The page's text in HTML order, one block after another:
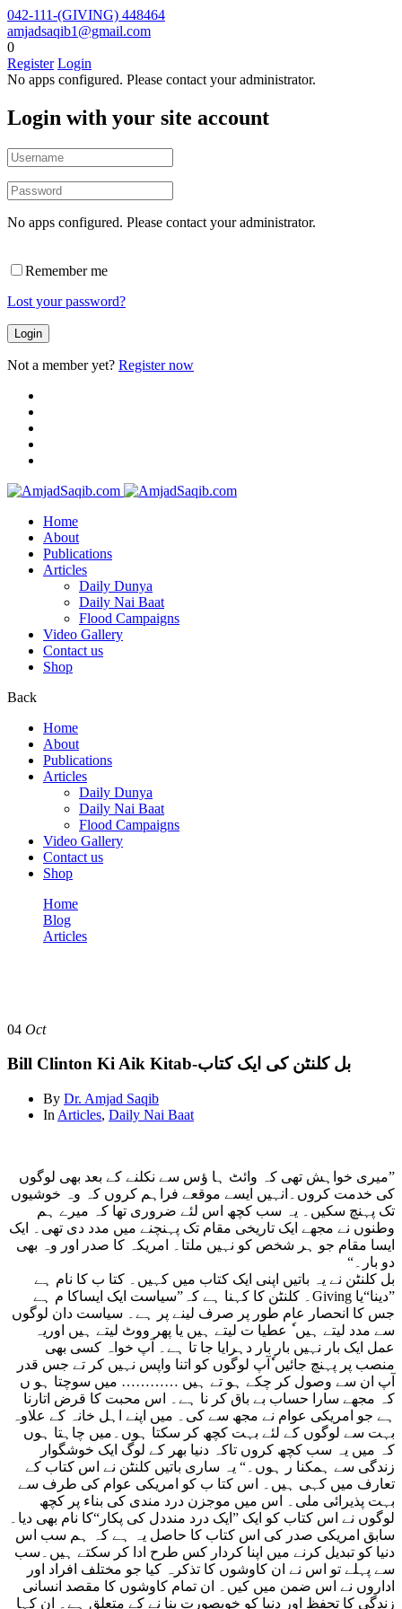
042-111-(GIVING) 448464
amjadsaqib1@gmail.com
0
Register Login
No apps configured. Please contact your administrator.
Login with your site account
No apps configured. Please contact your administrator.
Remember me
Lost your password?
Not a member yet? Register now
Home
About
Publications
Articles
Daily Dunya
Daily Nai Baat
Flood Campaigns
Video Gallery
Contact us
Shop
Back
Home
About
Publications
Articles
Daily Dunya
Daily Nai Baat
Flood Campaigns
Video Gallery
Contact us
Shop
Home
Blog
Articles
04 Oct
Bill Clinton Ki Aik Kitab-بل کلنٹن کی ایک کتاب
By Dr. Amjad Saqib
In Articles, Daily Nai Baat
”میری خواہش تھی کہ وائٹ ہا ؤس سے نکلنے کے بعد بھی لوگوں
کی خدمت کروں۔انہیں ایسے موقعے فراہم کروں کہ وہ خوشیوں
تک پہنچ سکیں۔ یہ سب کچھ اس لئے ضروری تھا کہ میرے ہم
وطنوں نے مجھے ایک تاریخی مقام تک پہنچنے میں مدد دی تھی۔ ایک
ایسا مقام جو ہر شخص کو نہیں ملتا۔ امریکہ کا صدر اور وہ بھی
دو بار۔“
بل کلنٹن نے یہ باتیں اپنی ایک کتاب میں کہیں۔ کتا ب کا نام ہے
”دینا“یا Giving۔ کلنٹن کا کہنا ہے کہ”سیاست ایک ایساکا م ہے
جس کا انحصار عام طور پر صرف لینے پر ہے۔ سیاست دان لوگوں
سے مدد لیتے ہیں ٗ عطیا ت لیتے ہیں یا پھر ووٹ لیتے ہیں اوریہ
عمل ایک بار نہیں بار بار دہرایا جا تا ہے۔ آپ خواہ کسی بھی
منصب پر پہنچ جائیں ٗآپ لوگوں کو اتنا واپس نہیں کر تے جس قدر
آپ ان سے وصول کر چکے ہو تے ہیں ………… میں سوچتا ہو ں
کہ مجھے سارا حساب بے باق کر نا ہے۔ اس محبت کا قرض اتارنا
ہے جو امریکی عوام نے مجھ سے کی۔ میں اپنے اہل خانہ کے علاوہ
بہت سے لوگوں کے لئے بہت کچھ کر سکتا ہوں۔میں چاہتا ہوں
کہ میں یہ سب کچھ کروں تاکہ دنیا بھر کے لوگ ایک خوشگوار
زندگی سے ہمکنا ر ہوں۔“ یہ ساری باتیں کلنٹن نے اس کتاب کے
تعارف میں کہی ہیں۔ اس کتا ب کو امریکی عوام کی طرف سے
بہت پذیرائی ملی۔ اس میں موجزن درد مندی کی بناء پر کچھ
لوگوں نے اس کتاب کو ایک ”ایک درد منددل کی پکار“کا نام بھی دیا۔
سابق امریکی صدر کی اس کتاب کا حاصل یہ ہے کہ ہم سب اس
دنیا کو تبدیل کرنے میں اپنا کردار کس طرح ادا کر سکتے ہیں۔سب
سے پہلے تو اس نے ان کاوشوں کا تذکرہ کیا جو مختلف افراد اور
اداروں نے اس ضمن میں کیں۔ ان تمام کاوشوں کا مقصد انسانی
زندگی کا تحفظ اور دنیا کو خوبصورت بنا نے کے متعلق ہے۔ ان کہا